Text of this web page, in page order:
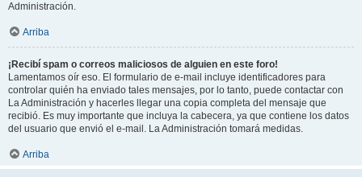
Administración.
Arriba
¡Recibí spam o correos maliciosos de alguien en este foro!
Lamentamos oír eso. El formulario de e-mail incluye identificadores para
controlar quién ha enviado tales mensajes, por lo tanto, puede contactar con
La Administración y hacerles llegar una copia completa del mensaje que
recibió. Es muy importante que incluya la cabecera, ya que contiene los datos
del usuario que envió el e-mail. La Administración tomará medidas.
Arriba